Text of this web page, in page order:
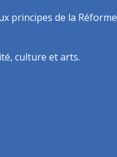
principes de la
culture et arts.